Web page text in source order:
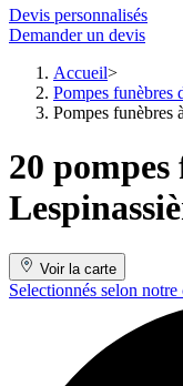
Devis personnalisés
Demander un devis
Accueil
Pompes funèbres
Pompes funèbres
20
Voir la carte
Selectionnés selon